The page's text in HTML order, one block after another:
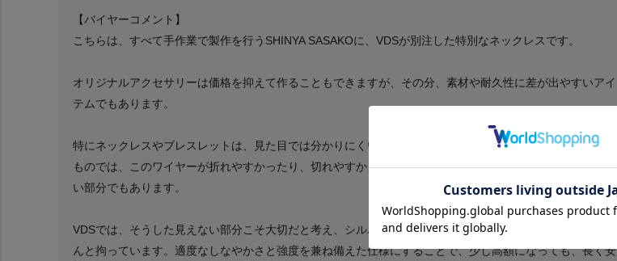
【バイヤーコメント】
こちらは、すべて手作業で製作を行うSHINYA SASAKOに、VDSが別注した特別なネックレスです。
オリジナルアクセサリーは価格を抑えて作ることもできますが、その分、素材や耐久性に差が出やすいアイ
テムでもあります。
特にネックレスやブレスレットは、見た目では分かりにくい中のワイヤーの品質がとても重要です。安価な
ものでは、このワイヤーが折れやすかったり、切れやすかったりすることもあり、お客様が不安に感じやす
い部分でもあります。
VDSでは、そうした見えない部分こそ大切だと考え、シルバー素材だけでなく、芯となるワイヤーにもきち
んと拘っています。適度なしなやかさと強度を兼ね備えた仕様にすることで、少し高額になっても、長く安